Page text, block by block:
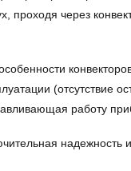
через
(отсутствие
работу